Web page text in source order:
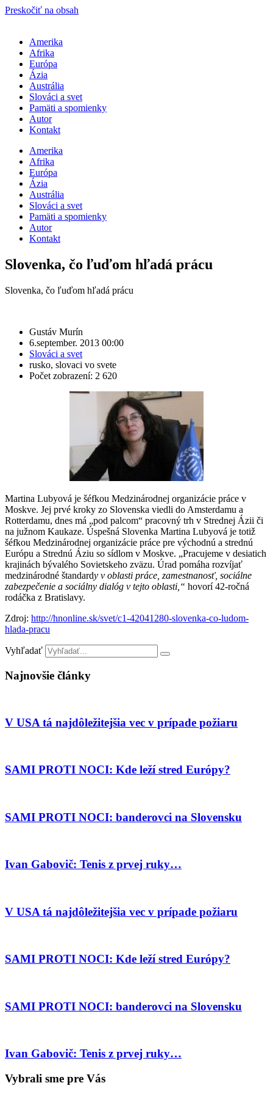
Preskočiť na obsah
Amerika
Afrika
Európa
Ázia
Austrália
Slováci a svet
Pamäti a spomienky
Autor
Kontakt
Amerika
Afrika
Európa
Ázia
Austrália
Slováci a svet
Pamäti a spomienky
Autor
Kontakt
Slovenka, čo ľuďom hľadá prácu
Slovenka, čo ľuďom hľadá prácu
Gustáv Murín
6.september. 2013 00:00
Slováci a svet
rusko, slovaci vo svete
Počet zobrazení: 2 620
Martina Lubyová je šéfkou Medzinárodnej organizácie práce v
Moskve. Jej prvé kroky zo Slovenska viedli do Amsterdamu a
Rotterdamu, dnes má „pod palcom“ pracovný trh v Strednej Ázii či
na južnom Kaukaze. Úspešná Slovenka Martina Lubyová je totiž
šéfkou Medzinárodnej organizácie práce pre východnú a strednú
Európu a Strednú Áziu so sídlom v Moskve. „Pracujeme v desiatich
krajinách bývalého Sovietskeho zväzu. Úrad pomáha rozvíjať
medzinárodné štandardy v oblasti práce, zamestnanosť, sociálne
zabezpečenie a sociálny dialóg v tejto oblasti,“ hovorí 42-ročná
rodáčka z Bratislavy.
Zdroj: http://hnonline.sk/svet/c1-42041280-slovenka-co-ludom-
hlada-pracu
Vyhľadať
Najnovšie články
V USA tá najdôležitejšia vec v prípade požiaru
SAMI PROTI NOCI: Kde leží stred Európy?
SAMI PROTI NOCI: banderovci na Slovensku
Ivan Gabovič: Tenis z prvej ruky…
V USA tá najdôležitejšia vec v prípade požiaru
SAMI PROTI NOCI: Kde leží stred Európy?
SAMI PROTI NOCI: banderovci na Slovensku
Ivan Gabovič: Tenis z prvej ruky…
Vybrali sme pre Vás